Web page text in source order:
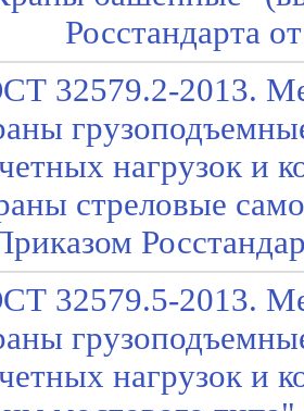
Росстандарта
32579.2-2013.
нагрузок и
стреловые
32579.5-2013.
нагрузок и